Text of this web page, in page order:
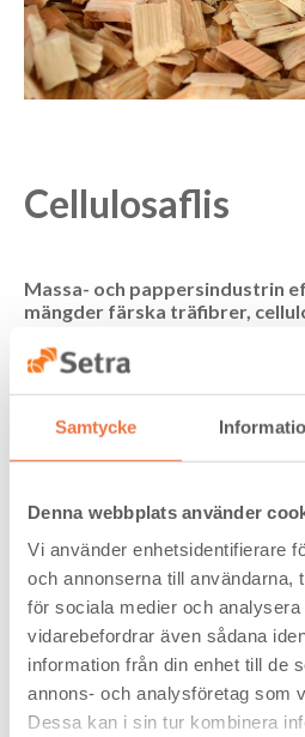
Samtycke
Denna webbplats använder
Vi använder enhetsidentifierare
och annonserna till användarna,
för sociala medier och
vidarebefordrar även sådana
information från din enhet till de
annons- och analysföretag som
Dessa kan i sin tur kombinera
Cellulosaflis
Massa- och pappersindustrin
mängder färska träfibrer,
yttre delarna av stocken och är
industri. Sågverkens förmåga att
flöden av färsk råvara uppskattas
finns även kvalitetsaspekter som
Användningsområden
Cellulosaflis är en färsk råvara
träfiberbaserade produkter
hygienartiklar m.m. Den färska
som underlag på lekplatser och
används på ridbanor. (Pinnflis